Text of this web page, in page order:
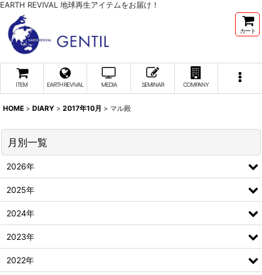
EARTH REVIVAL 地球再生アイテムをお届け！
カート
ITEM EARTH REVIVAL MEDIA SEMINAR COMPANY
HOME > DIARY > 2017年10月 > マル殿
月別一覧
2026年
2025年
2024年
2023年
2022年